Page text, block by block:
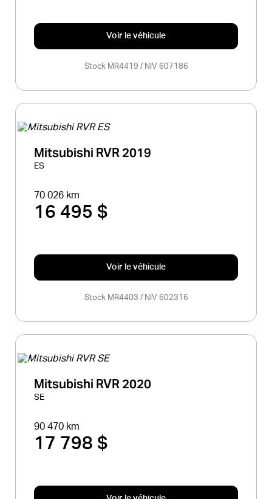
Voir le véhicule
Stock MR4419 / NIV 607186
Mitsubishi RVR 2019
ES
70 026 km
16 495 $
Voir le véhicule
Stock MR4403 / NIV 602316
Mitsubishi RVR 2020
SE
90 470 km
17 798 $